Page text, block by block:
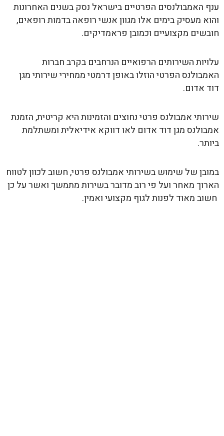
ענף האמבולנסים הפרטיים בישראל נסק בשנים האחרונות
והוא מעסיק בימים אלו מגוון אנשי רופאה בדמות רופאים,
חובשים מקצועיים וכמובן פראמדיקים.
עלויות השירותים הרפואיים הנרחבים בקרב חברות
האמבולנס הפרטי הוזלו באופן דרמטי ממחירי שירותי מגן
דוד אדום.
שירותי אמבולנס פרטי נחוצים והזמינות היא קריטית, הזמנת
אמבולנס מגן דוד אדום לאו דווקא אידיאלית ומשתלמת
ביותר.
במובן של שימוש בשירותי אמבולנס פרטי, חשוב לכוון לטווח
הארוך מאחר ועל פי רוב מדובר בשירות מתמשך ואשר על כן
חשוב מאוד לפנות לגוף מקצועי ואמין.